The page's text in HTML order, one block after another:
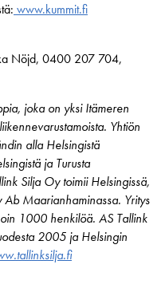
www.kummit.fi
Nöjd, 0400 207 704,
joka on yksi Itämeren
Yhtiön
alla Helsingistä
ja Turusta
Silja Oy toimii Helsingissä,
Ab Maarianhaminassa. Yritys
1000 henkilöä. AS Tallink
2005 ja Helsingin